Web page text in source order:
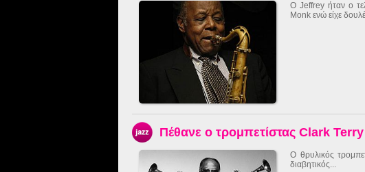
Ο Jeffrey ήταν ο
Monk ενώ είχε
Πέθανε ο τρομπετίστας Clark Terry
Ο θρυλικός
διαβητικός...